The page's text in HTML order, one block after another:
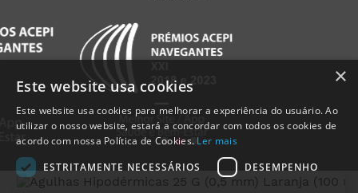
×
Este website usa cookies
Este website usa cookies para melhorar a experiência do usuário. Ao
utilizar o nosso website, estará a concordar com todos os cookies de
acordo com nossa Política de Cookies. Ler mais
ESTRITAMENTE NECESSÁRIOS
DESEMPENHO